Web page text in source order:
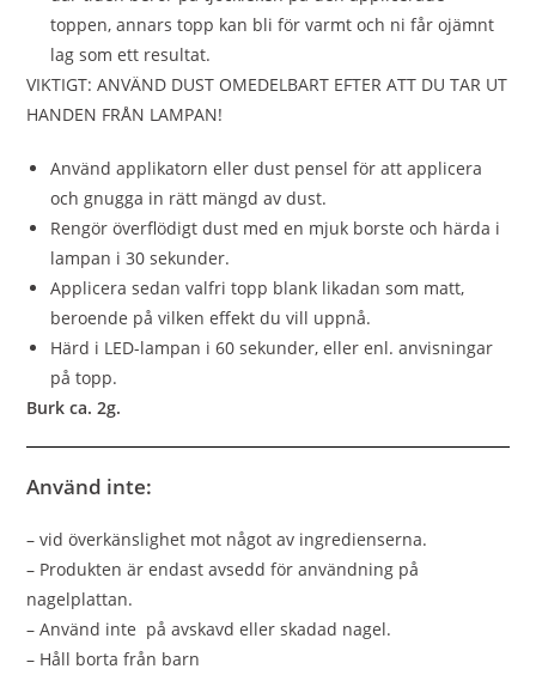
toppen, annars topp kan bli för varmt och ni får ojämnt
lag som ett resultat.
VIKTIGT: ANVÄND DUST OMEDELBART EFTER ATT DU TAR UT
HANDEN FRÅN LAMPAN!
Använd applikatorn eller dust pensel för att applicera
och gnugga in rätt mängd av dust.
Rengör överflödigt dust med en mjuk borste och härda i
lampan i 30 sekunder.
Applicera sedan valfri topp blank likadan som matt,
beroende på vilken effekt du vill uppnå.
Härd i LED-lampan i 60 sekunder, eller enl. anvisningar
på topp.
Burk ca. 2g.
Använd inte:
– vid överkänslighet mot något av ingredienserna.
– Produkten är endast avsedd för användning på
nagelplattan.
– Använd inte på avskavd eller skadad nagel.
– Håll borta från barn